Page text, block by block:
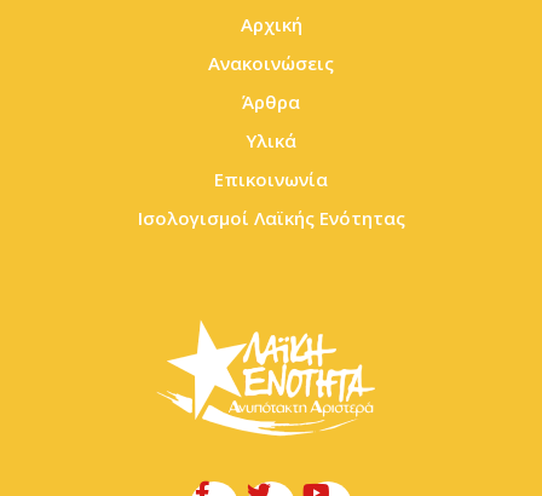
Αρχική
Ανακοινώσεις
Άρθρα
Υλικά
Επικοινωνία
Ισολογισμοί Λαϊκής Ενότητας